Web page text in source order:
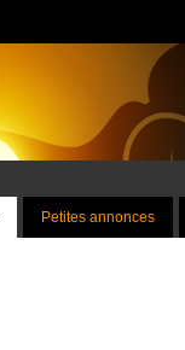
Petites annonces